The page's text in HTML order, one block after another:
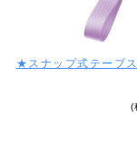
★スナップ式テープ
(